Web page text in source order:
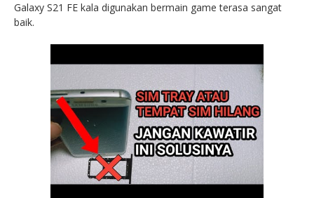
Galaxy S21 FE kala digunakan bermain game terasa sangat
baik.